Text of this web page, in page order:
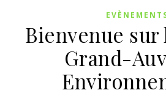
Bienvenue sur
Grand-